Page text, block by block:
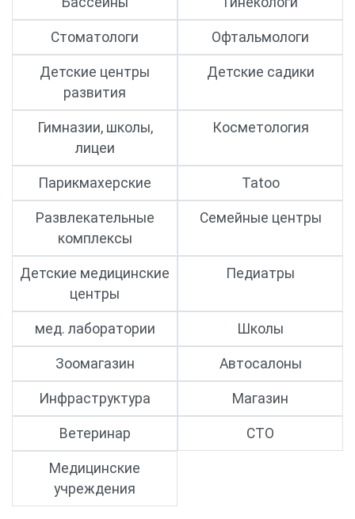
Стоматологи Офтальмологи
Детские центры
развития
Детские садики
Гимназии, школы,
лицеи
Косметология
Парикмахерские Tatoo
Развлекательные
комплексы
Семейные центры
Детские медицинские
центры
Педиатры
мед. лаборатории Школы
Зоомагазин Автосалоны
Инфраструктура Магазин
Ветеринар СТО
Медицинские
учреждения